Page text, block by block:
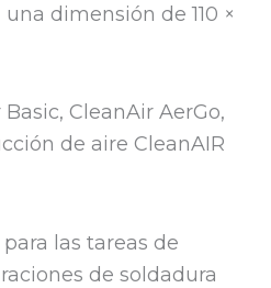
dimensión de 110 ×
CleanAir AerGo,
de aire CleanAIR
las tareas de
de soldadura